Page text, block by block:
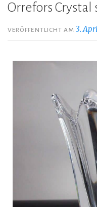
Orrefors Crystal
VERÖFFENTLICHT AM3.